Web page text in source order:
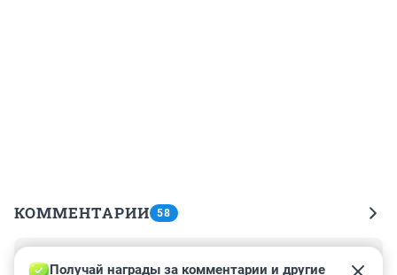
КОММЕНТАРИИ 58
30 апреля 2023, 10:44
Получай награды за комментарии и другие